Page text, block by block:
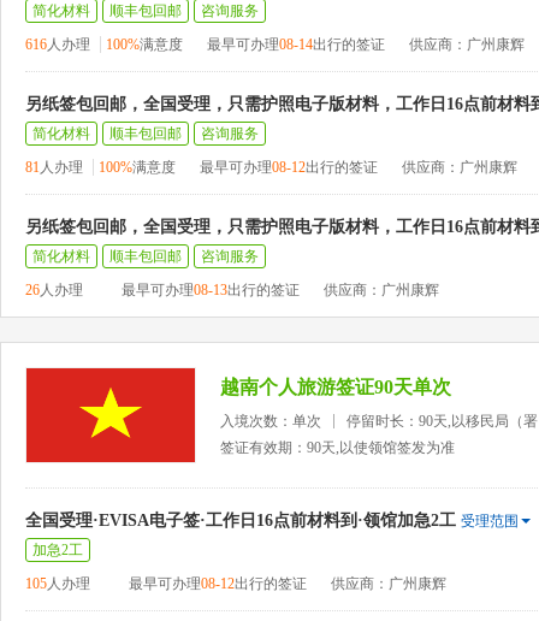
简化材料 顺丰包回邮
咨询服务
616人办理 100%满意度 最早可办理08-14出行的签证 供应商：广州康辉
另纸签包回邮，全国受理，只需护照电子版材料，工作日16点前材料
简化材料 顺丰包回邮
咨询服务
81人办理 100%满意度 最早可办理08-12出行的签证 供应商：广州康辉
另纸签包回邮，全国受理，只需护照电子版材料，工作日16点前材料
简化材料 顺丰包回邮
咨询服务
26人办理 最早可办理08-13出行的签证 供应商：广州康辉
越南个人旅游签证90天单次
入境次数：单次
停留时长：90天,以移民局（
签证有效期：90天,以使领馆签发为准
全国受理·EVISA电子签·工作日16点前材料到·领馆加急2工 受理范围
加急2工
105人办理 最早可办理08-12出行的签证 供应商：广州康辉